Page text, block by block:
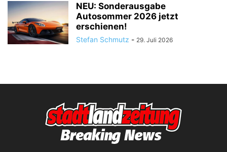
NEU: Sonderausgabe
Autosommer 2026 jetzt
erschienen!
Stefan Schmutz - 29. Juli 2026